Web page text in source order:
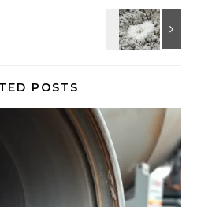
POSTS